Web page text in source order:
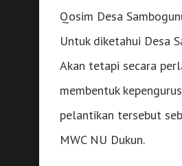
Qosim Desa
Untuk diketahui Desa
Akan tetapi secara
membentuk
pelantikan tersebut
MWC NU Dukun.